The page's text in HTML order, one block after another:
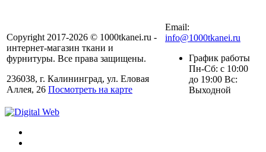
Copyright 2017-2026 © 1000tkanei.ru -
интернет-магазин ткани и
фурнитуры. Все права защищены.
236038, г. Калининград, ул. Еловая
Аллея, 26 Посмотреть на карте
Email:
info@1000tkanei.ru
График работы
Пн-Сб: с 10:00
до 19:00 Вс:
Выходной